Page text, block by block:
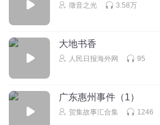
徵音之光 3.58万
大地书香
人民日报海外网 95
广东惠州事件（1）
贺集故事汇合集 1246